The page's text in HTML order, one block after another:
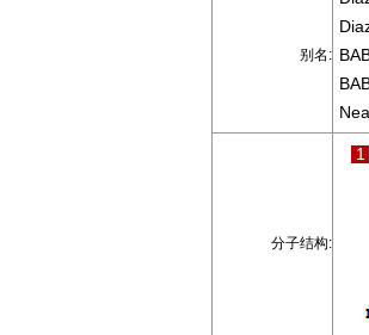
别名:
分子结构:
1